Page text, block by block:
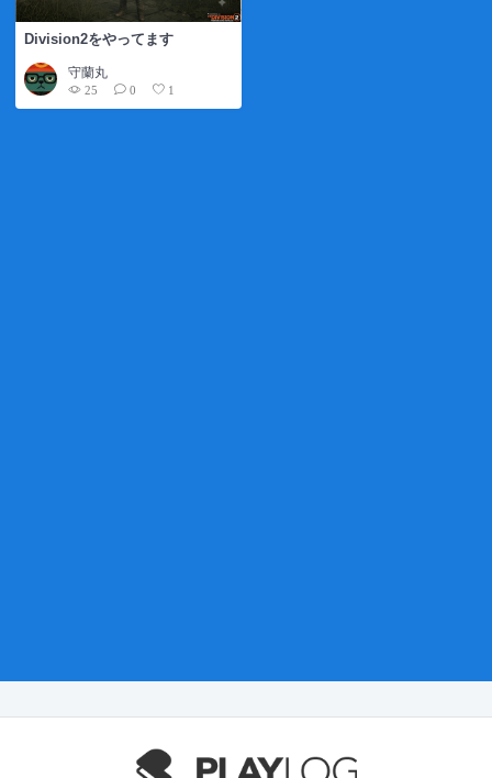
Division2をやってます
守蘭丸
25 0 1